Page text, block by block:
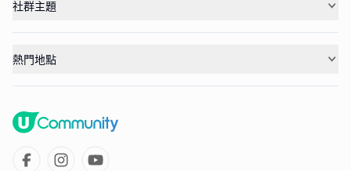
社群主題
熱門地點